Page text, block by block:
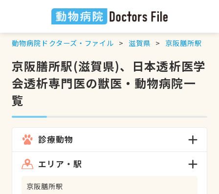
動物病院ドクターズ・ファイル 滋賀県 京阪膳所駅
京阪膳所駅(滋賀県)、日本透析医学
会透析専門医の獣医・動物病院一
覧
診療動物
エリア・駅
京阪膳所駅